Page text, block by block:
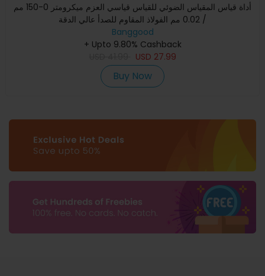
أداة قياس المقياس الضوئي للقياس قياسي العزم ميكرومتر 0-150 مم
/ 0.02 مم الفولاذ المقاوم للصدأ عالي الدقة
Banggood
+ Upto 9.80% Cashback
USD 27.99
Buy Now